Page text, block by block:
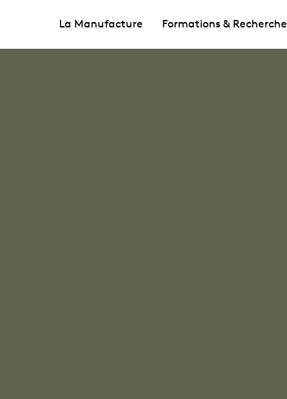
La Manufacture Formations & Recherche